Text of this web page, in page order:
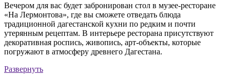
Вечером для вас будет забронирован стол в музее-ресторане
«На Лермонтова», где вы сможете отведать блюда
традиционной дагестанской кухни по редким и почти
утерянным рецептам. В интерьере ресторана присутствуют
декоративная роспись, живопись, арт-объекты, которые
погружают в атмосферу древнего Дагестана.
Развернуть